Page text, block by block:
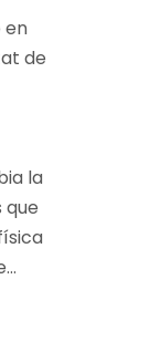
en
de
la